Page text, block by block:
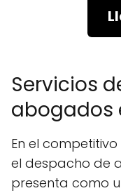
Servicios
abogados
En el
el despacho de
presenta como